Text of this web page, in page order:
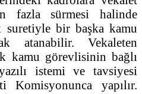
fazla sürmesi halinde
suretiyle bir başka kamu
atanabilir. Vekaleten
kamu görevlisinin bağlı
istemi ve tavsiyesi
Komisyonunca yapılır.